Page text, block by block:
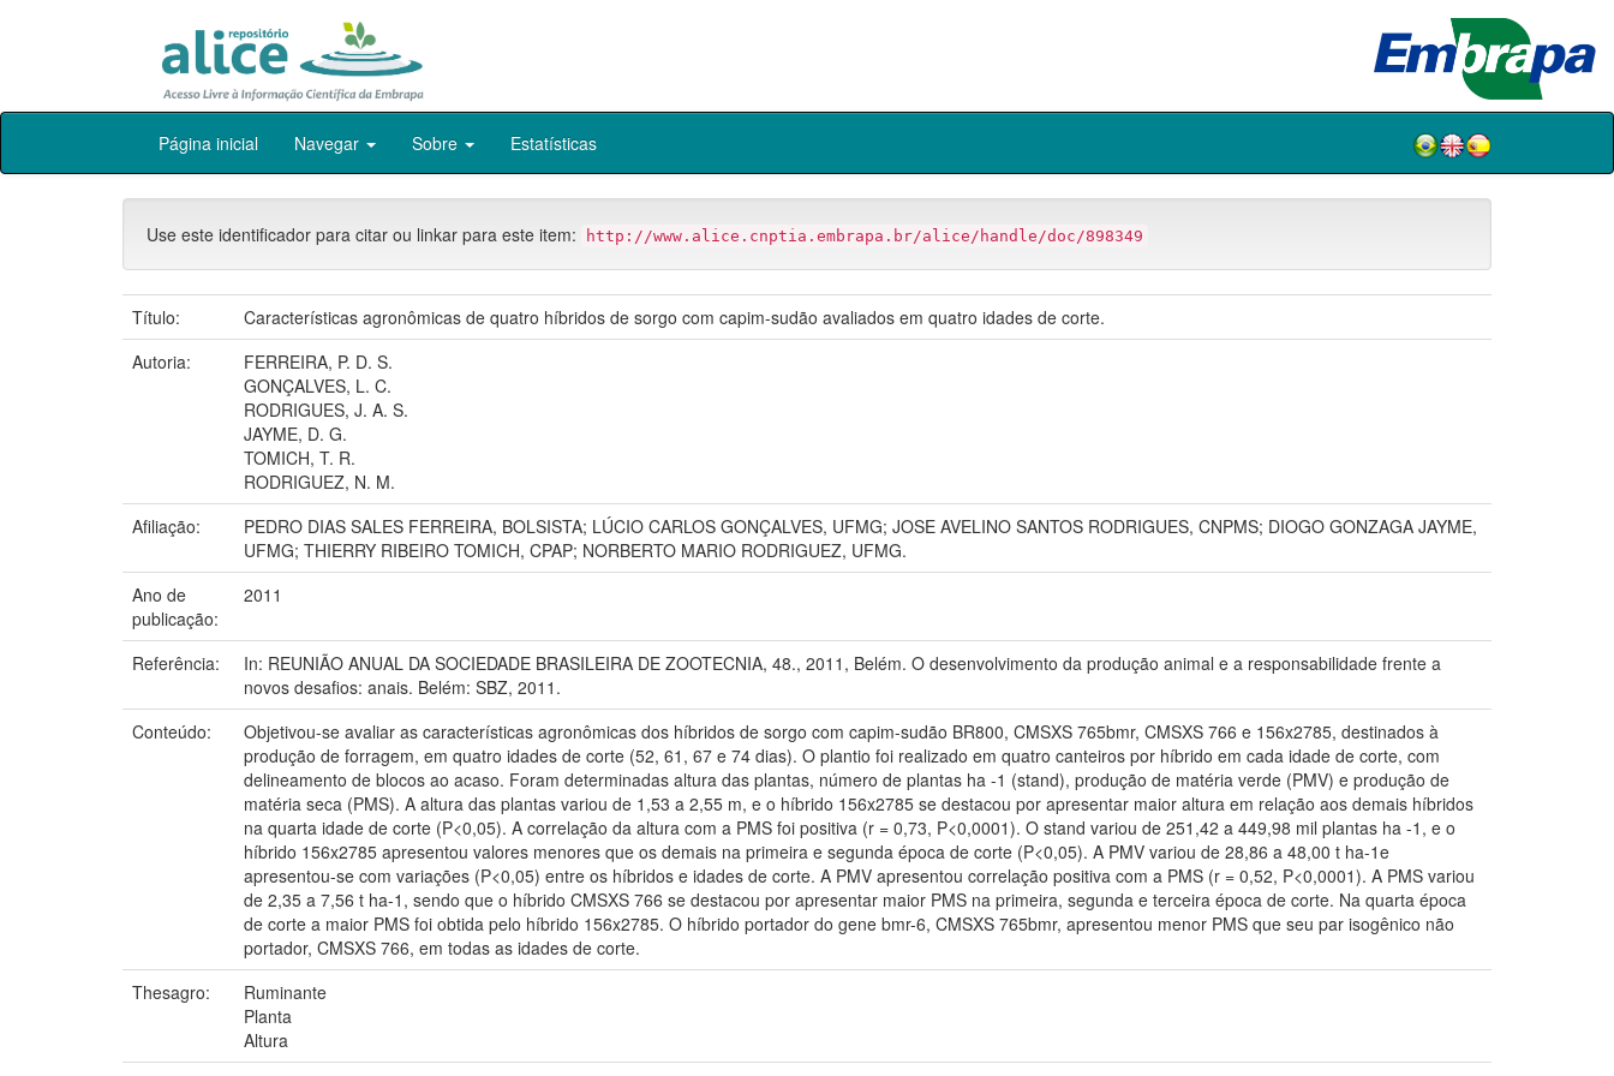
Skip
Página inicial Navegar Sobre Estatísticas
Use este identificador para citar ou linkar para este item: http://www.alice.cnptia.embrapa.br/alice/handle/doc/898349
Título:
Características agronômicas de quatro híbridos de sorgo com capim-sudão avaliados em quatro idades de corte.
Autoria:
FERREIRA, P. D. S.
GONÇALVES, L. C.
RODRIGUES, J. A. S.
JAYME, D. G.
TOMICH, T. R.
RODRIGUEZ, N. M.
Afiliação:
PEDRO DIAS SALES FERREIRA, BOLSISTA; LÚCIO CARLOS GONÇALVES, UFMG; JOSE AVELINO SANTOS RODRIGUES, CNPMS; DIOGO GONZAGA JAYME,
UFMG; THIERRY RIBEIRO TOMICH, CPAP; NORBERTO MARIO RODRIGUEZ, UFMG.
Ano de
publicação:
2011
Referência:
In: REUNIÃO ANUAL DA SOCIEDADE BRASILEIRA DE ZOOTECNIA, 48., 2011, Belém. O desenvolvimento da produção animal e a responsabilidade frente a
novos desafios: anais. Belém: SBZ, 2011.
Conteúdo:
Objetivou-se avaliar as características agronômicas dos híbridos de sorgo com capim-sudão BR800, CMSXS 765bmr, CMSXS 766 e 156x2785, destinados à
produção de forragem, em quatro idades de corte (52, 61, 67 e 74 dias). O plantio foi realizado em quatro canteiros por híbrido em cada idade de corte, com
delineamento de blocos ao acaso. Foram determinadas altura das plantas, número de plantas ha -1 (stand), produção de matéria verde (PMV) e produção de
matéria seca (PMS). A altura das plantas variou de 1,53 a 2,55 m, e o híbrido 156x2785 se destacou por apresentar maior altura em relação aos demais híbridos
na quarta idade de corte (P<0,05). A correlação da altura com a PMS foi positiva (r = 0,73, P<0,0001). O stand variou de 251,42 a 449,98 mil plantas ha -1, e o
híbrido 156x2785 apresentou valores menores que os demais na primeira e segunda época de corte (P<0,05). A PMV variou de 28,86 a 48,00 t ha-1e
apresentou-se com variações (P<0,05) entre os híbridos e idades de corte. A PMV apresentou correlação positiva com a PMS (r = 0,52, P<0,0001). A PMS variou
de 2,35 a 7,56 t ha-1, sendo que o híbrido CMSXS 766 se destacou por apresentar maior PMS na primeira, segunda e terceira época de corte. Na quarta época
de corte a maior PMS foi obtida pelo híbrido 156x2785. O híbrido portador do gene bmr-6, CMSXS 765bmr, apresentou menor PMS que seu par isogênico não
portador, CMSXS 766, em todas as idades de corte.
Thesagro:
Ruminante
Planta
Altura